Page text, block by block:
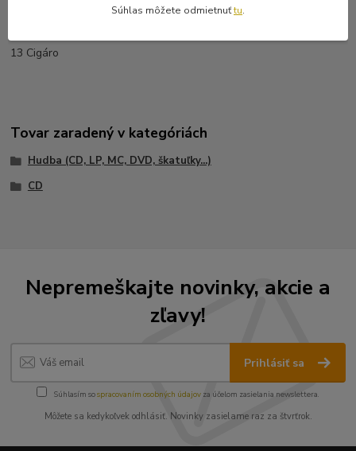
13 Cigáro
Tovar zaradený v kategóriách
Hudba (CD, LP, MC, DVD, škatuľky...)
CD
Nepremeškajte novinky, akcie a
zľavy!
Prihlásiť sa
Súhlasím sospracovaním osobných údajov za účelom zasielania newslettera.
Môžete sa kedykoľvek odhlásiť. Novinky zasielame raz za štvrťrok.
Súhlas môžete odmietnuťtu.